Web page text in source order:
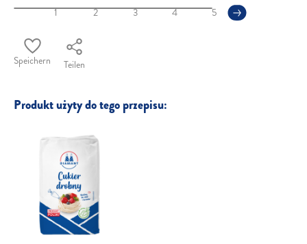
1 2 3 4 5
Speichern Teilen
Produkt użyty do tego przepisu: